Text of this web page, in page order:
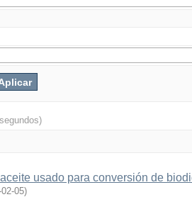
usado para conversión de
05)